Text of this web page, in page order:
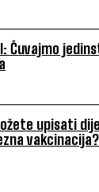
Čuvajmo
upisati
vakcinacija?